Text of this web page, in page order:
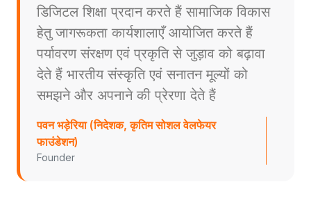
डिजिटल शिक्षा प्रदान करते हैं सामाजिक विकास
हेतु जागरूकता कार्यशालाएँ आयोजित करते हैं
पर्यावरण संरक्षण एवं प्रकृति से जुड़ाव को बढ़ावा
देते हैं भारतीय संस्कृति एवं सनातन मूल्यों को
समझने और अपनाने की प्रेरणा देते हैं
पवन भड़ेरिया (निदेशक, कृतिम सोशल वेलफेयर
फाउंडेशन)
Founder